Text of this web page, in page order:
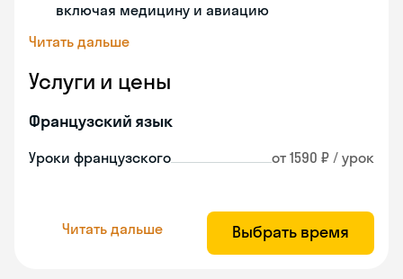
включая медицину и авиацию
Читать дальше
Услуги и цены
Французский язык
Уроки французского от 1590 ₽ / урок
Читать дальше Выбрать время